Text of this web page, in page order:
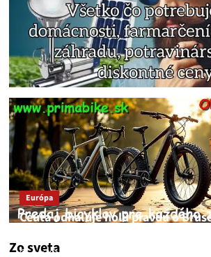
Zo sveta
Európa
Ceuta odhaľuje holú pravdu o
JNS